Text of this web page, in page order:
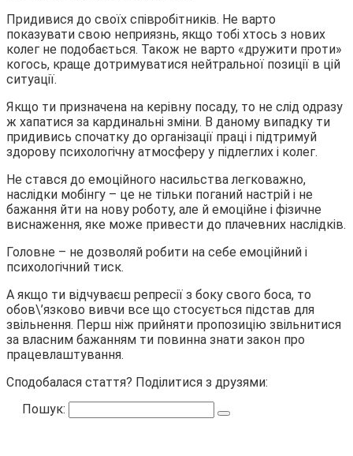
Придивися до своїх співробітників. Не варто
показувати свою неприязнь, якщо тобі хтось з нових
колег не подобається. Також не варто «дружити проти»
когось, краще дотримуватися нейтральної позиції в цій
ситуації.
Якщо ти призначена на керівну посаду, то не слід одразу
ж хапатися за кардинальні зміни. В даному випадку ти
придивись спочатку до організації праці і підтримуй
здорову психологічну атмосферу у підлеглих і колег.
Не стався до емоційного насильства легковажно,
наслідки мобінгу – це не тільки поганий настрій і не
бажання йти на нову роботу, але й емоційне і фізичне
виснаження, яке може привести до плачевних наслідків.
Головне – не дозволяй робити на себе емоційний і
психологічний тиск.
А якщо ти відчуваєш репресії з боку свого боса, то
обов\’язково вивчи все що стосується підстав для
звільнення. Перш ніж прийняти пропозицію звільнитися
за власним бажанням ти повинна знати закон про
працевлаштування.
Сподобалася стаття? Поділитися з друзями:
Пошук: